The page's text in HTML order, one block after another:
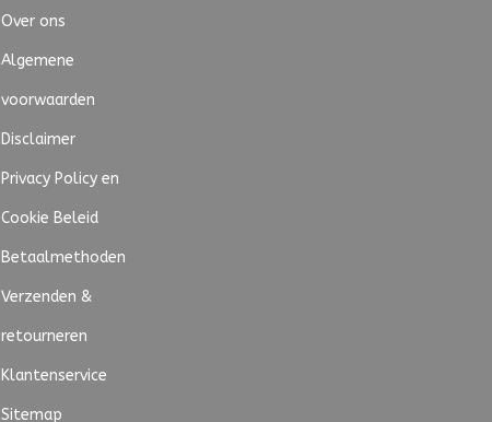
Over ons
Algemene
voorwaarden
Disclaimer
Privacy Policy en
Cookie Beleid
Betaalmethoden
Verzenden &
retourneren
Klantenservice
Sitemap